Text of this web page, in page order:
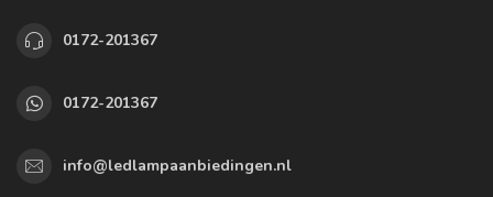
0172-201367
0172-201367
info@ledlampaanbiedingen.nl